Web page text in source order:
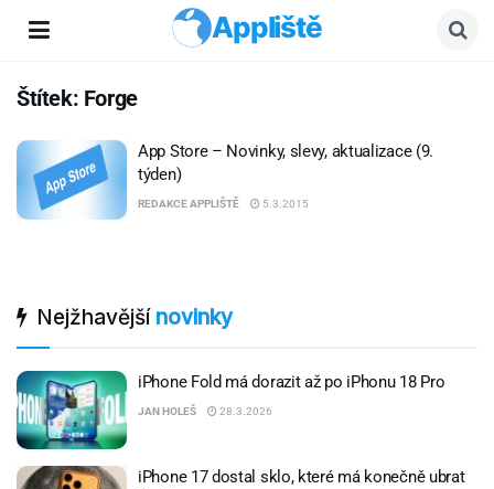
Appliště
Štítek: Forge
App Store – Novinky, slevy, aktualizace (9.
týden)
REDAKCE APPLIŠTĚ 5.3.2015
Nejžhavějšínovinky
iPhone Fold má dorazit až po iPhonu 18 Pro
JAN HOLEŠ 28.3.2026
iPhone 17 dostal sklo, které má konečně ubrat